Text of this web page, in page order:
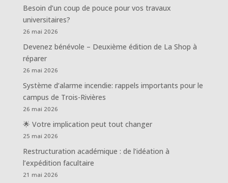
Besoin d’un coup de pouce pour vos travaux
universitaires?
26 mai 2026
Devenez bénévole – Deuxième édition de La Shop à
réparer
26 mai 2026
Système d’alarme incendie: rappels importants pour le
campus de Trois-Rivières
26 mai 2026
🌟 Votre implication peut tout changer
25 mai 2026
Restructuration académique : de l’idéation à
l’expédition facultaire
21 mai 2026